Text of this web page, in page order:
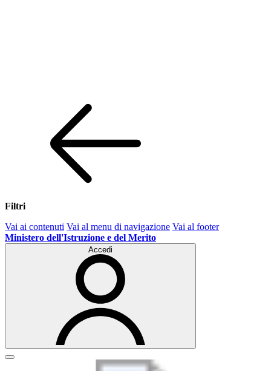
Filtri
Vai ai contenuti Vai al menu di navigazione Vai al footer
Ministero dell'Istruzione e del Merito
Accedi